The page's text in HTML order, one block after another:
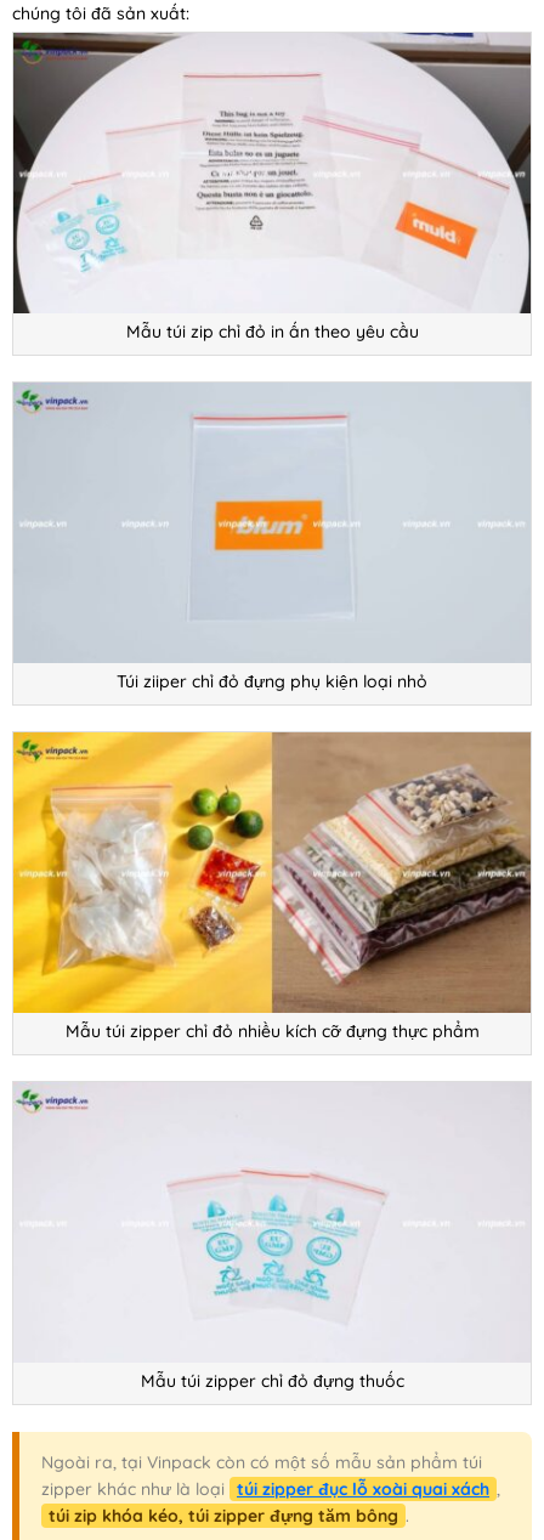
chúng tôi đã sản xuất:
Mẫu túi zip chỉ đỏ in ấn theo yêu cầu
Túi ziiper chỉ đỏ đựng phụ kiện loại nhỏ
Mẫu túi zipper chỉ đỏ nhiều kích cỡ đựng thực phẩm
Mẫu túi zipper chỉ đỏ đựng thuốc
Ngoài ra, tại Vinpack còn có một số mẫu sản phẩm túi
zipper khác như là loại
túi zipper đục lỗ xoài quai xách ,
túi zip khóa kéo, túi zipper đựng tăm bông .